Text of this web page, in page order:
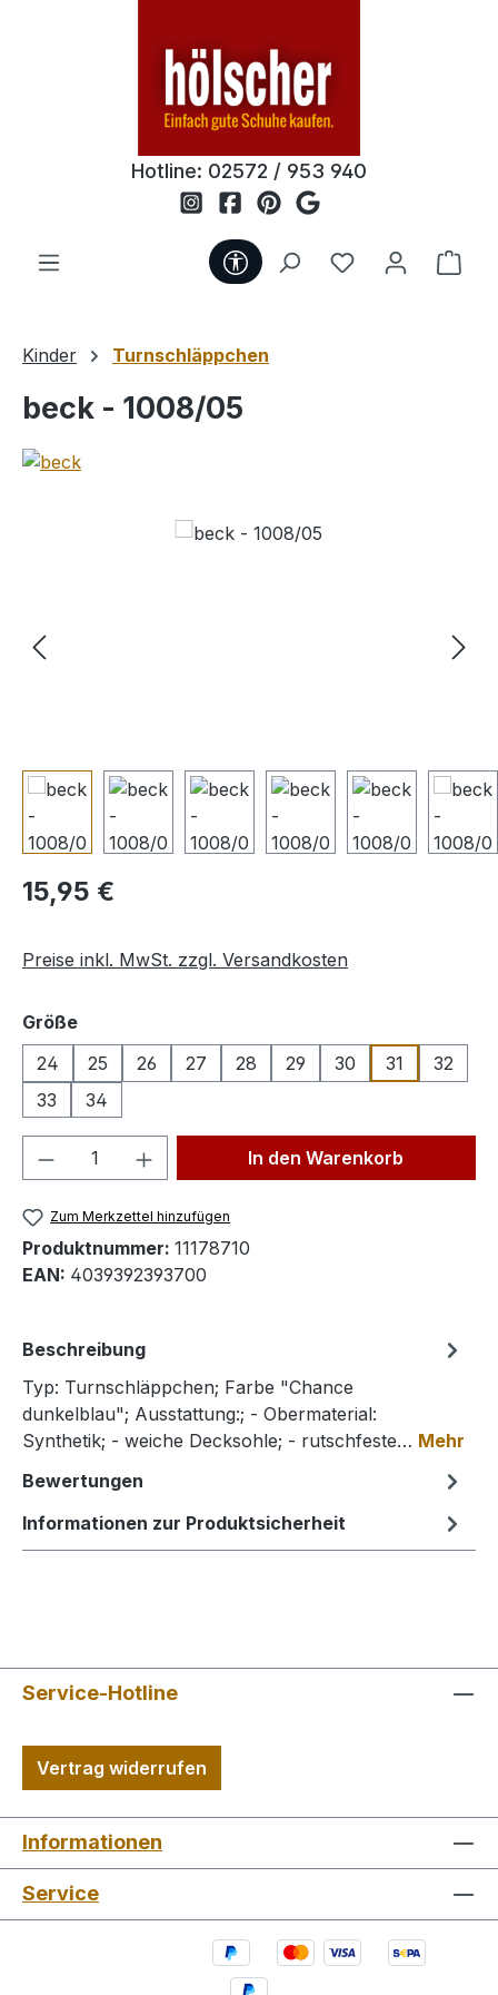
Hotline: 02572 / 953 940
Werkzeugleiste anzeigen
Du hast 0
Kinder Turnschläppchen
beck - 1008/05
Bildergalerie überspringen
Regulärer Preis:
15,95 €
Preise inkl. MwSt. zzgl. Versandkosten
Größeauswählen
24
25 26 27 28 29 30 31
32
33
34
Produkt Anzahl: Gib denIn den Warenkorb
Zum Merkzettel hinzufügen
Produktnummer: 11178710
EAN: 4039392393700
Beschreibung
Typ: Turnschläppchen; Farbe "Chance
dunkelblau"; Ausstattung:; - Obermaterial:
Synthetik; - weiche Decksohle; - rutschfeste… Mehr
Bewertungen
Informationen zur Produktsicherheit
Service-Hotline
Vertrag widerrufen
Informationen
Service